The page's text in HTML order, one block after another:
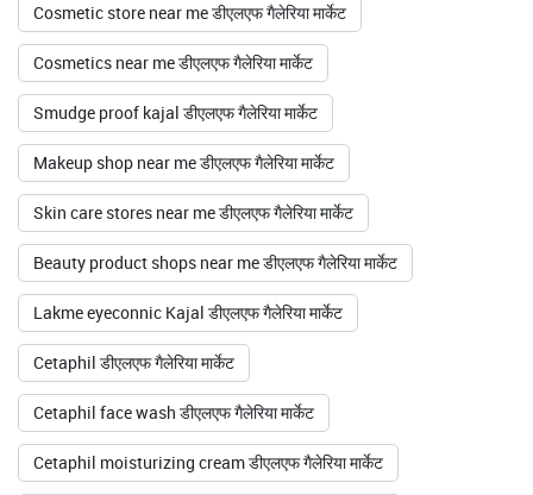
Cosmetic store near me डीएलएफ गैलेरिया मार्केट
Cosmetics near me डीएलएफ गैलेरिया मार्केट
Smudge proof kajal डीएलएफ गैलेरिया मार्केट
Makeup shop near me डीएलएफ गैलेरिया मार्केट
Skin care stores near me डीएलएफ गैलेरिया मार्केट
Beauty product shops near me डीएलएफ गैलेरिया मार्केट
Lakme eyeconnic Kajal डीएलएफ गैलेरिया मार्केट
Cetaphil डीएलएफ गैलेरिया मार्केट
Cetaphil face wash डीएलएफ गैलेरिया मार्केट
Cetaphil moisturizing cream डीएलएफ गैलेरिया मार्केट